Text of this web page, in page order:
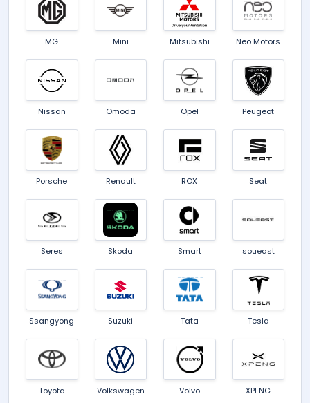
MG Mini Mitsubishi Neo Motors
Nissan Omoda Opel Peugeot
Porsche Renault ROX Seat
Seres Skoda Smart soueast
Ssangyong Suzuki Tata Tesla
Toyota Volkswagen Volvo XPENG